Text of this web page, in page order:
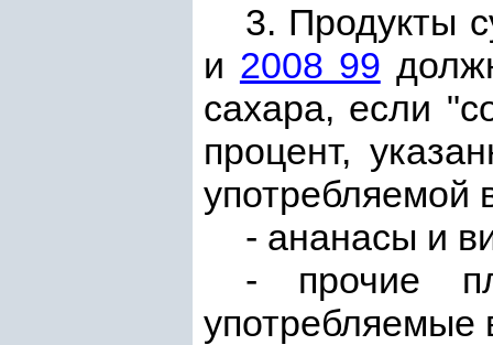
3. Продукты
и 2008 99
сахара, если
процент,
употребляемой
- ананасы и
- прочие
употребляемые